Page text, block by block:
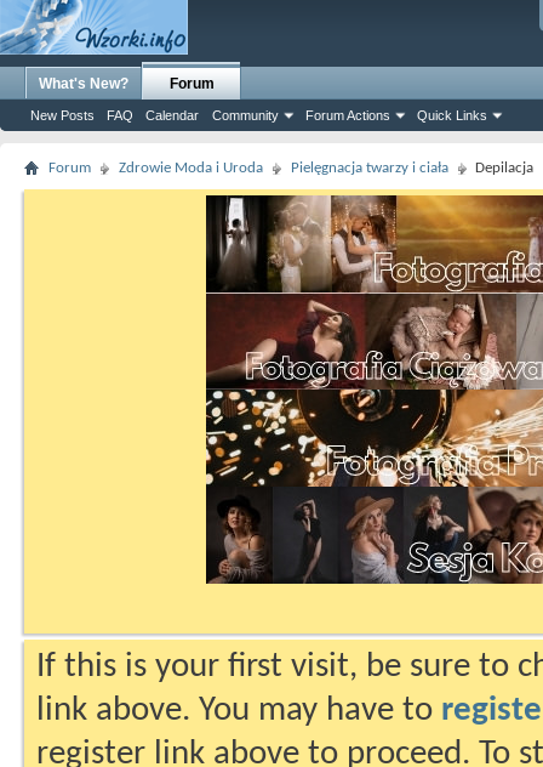
What's New? Forum
New Posts FAQ Calendar Community Forum Actions Quick Links
Forum Zdrowie Moda i Uroda Pielęgnacja twarzy i ciała Depilacja
If this is your first visit, be sure to
link above. You may have to
register link above to proceed. To